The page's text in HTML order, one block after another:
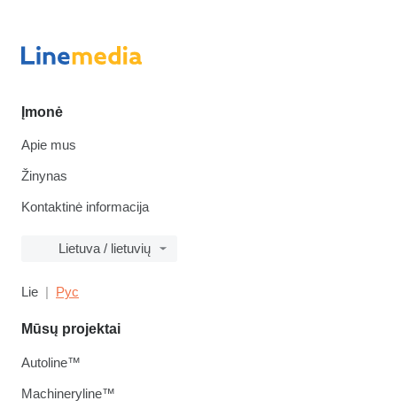
Įmonė
Apie mus
Žinynas
Kontaktinė informacija
Lietuva / lietuvių
Lie Рус
Mūsų projektai
Autoline™
Machineryline™